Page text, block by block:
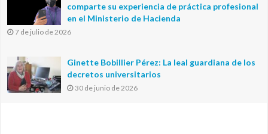
comparte su experiencia de práctica profesional
en el Ministerio de Hacienda
7 de julio de 2026
Ginette Bobillier Pérez: La leal guardiana de los
decretos universitarios
30 de junio de 2026